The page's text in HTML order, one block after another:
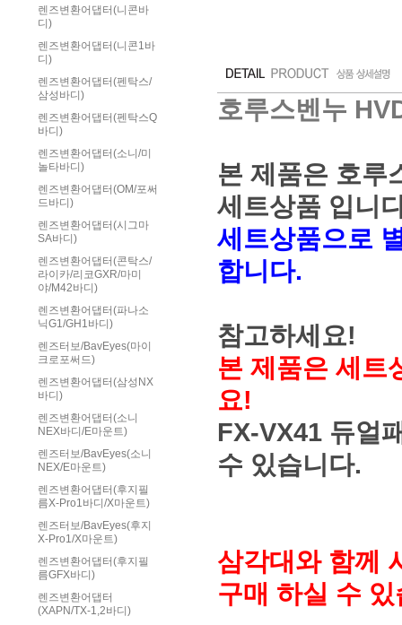
렌즈변환어댑터(니콘바
디)
렌즈변환어댑터(니콘1바
디)
렌즈변환어댑터(펜탁스/
삼성바디)
렌즈변환어댑터(펜탁스Q
바디)
렌즈변환어댑터(소니/미
놀타바디)
렌즈변환어댑터(OM/포써
드바디)
렌즈변환어댑터(시그마
SA바디)
렌즈변환어댑터(콘탁스/
라이카/리코GXR/마미
야/M42바디)
렌즈변환어댑터(파나소
닉G1/GH1바디)
렌즈터보/BavEyes(마이
크로포써드)
렌즈변환어댑터(삼성NX
바디)
렌즈변환어댑터(소니
NEX바디/E마운트)
렌즈터보/BavEyes(소니
NEX/E마운트)
렌즈변환어댑터(후지필
름X-Pro1바디/X마운트)
렌즈터보/BavEyes(후지
X-Pro1/X마운트)
렌즈변환어댑터(후지필
름GFX바디)
렌즈변환어댑터
(XAPN/TX-1,2바디)
호루스벤누
본 제품은 호루
세트상품 입니
세트상품으로
합니다.
참고하세요!
본 제품은 세트
요!
FX-VX41 듀얼
수 있습니다.
삼각대와 함께
구매 하실 수